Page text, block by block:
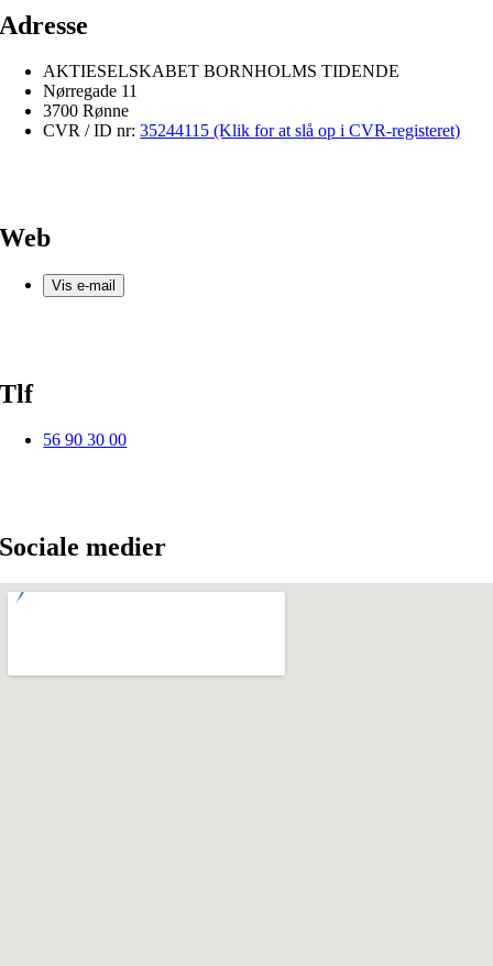
Adresse
AKTIESELSKABET BORNHOLMS TIDENDE
Nørregade 11
3700 Rønne
CVR / ID nr:35244115 (Klik for at slå op i CVR-registeret)
Web
Vis e-mail
Tlf
56 90 30 00
Sociale medier